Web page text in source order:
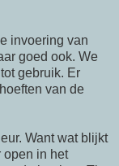
invoering van
goed ook. We
gebruik. Er
van de
Want wat blijkt
open in het